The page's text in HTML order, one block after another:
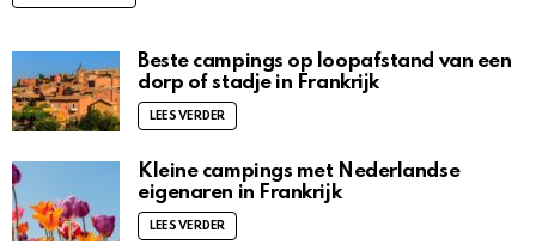
Beste campings op loopafstand van een
dorp of stadje in Frankrijk
LEES VERDER
Kleine campings met Nederlandse
eigenaren in Frankrijk
LEES VERDER